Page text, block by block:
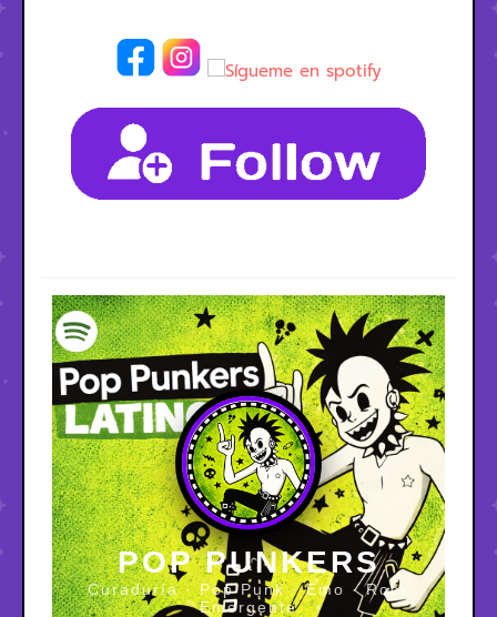
POP PUNKERS
Curaduría · Pop Punk · Emo · Rock
Emergente